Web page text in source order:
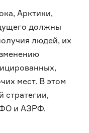
Арктики,
должны
людей, их
мест. В этом
стратегии,
и АЗРФ.